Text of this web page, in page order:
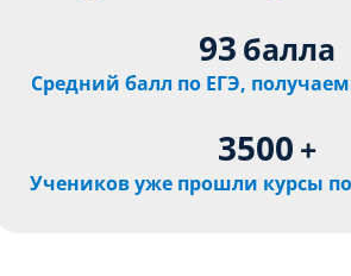
93 балла
Средний балл по ЕГЭ,
3500 +
Учеников уже прошли курсы